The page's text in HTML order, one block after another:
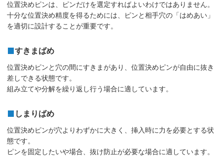
位置決めピンは、ピンだけを選定すればよいわけではありません。
十分な位置決め精度を得るためには、ピンと相手穴の「はめあい」
を適切に設計することが重要です。
すきまばめ
位置決めピンと穴の間にすきまがあり、位置決めピンが自由に抜き
差しできる状態です。
組み立てや分解を繰り返し行う場合に適しています。
しまりばめ
位置決めピンが穴よりわずかに大きく、挿入時に力を必要とする状
態です。
ピンを固定したいや場合、抜け防止が必要な場合に適しています。